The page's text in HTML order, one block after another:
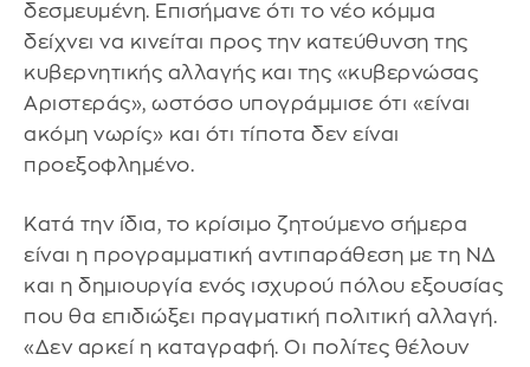
δεσμευμένη. Επισήμανε ότι το νέο κόμμα
δείχνει να κινείται προς την κατεύθυνση της
κυβερνητικής αλλαγής και της «κυβερνώσας
Αριστεράς», ωστόσο υπογράμμισε ότι «είναι
ακόμη νωρίς» και ότι τίποτα δεν είναι
προεξοφλημένο.
Κατά την ίδια, το κρίσιμο ζητούμενο σήμερα
είναι η προγραμματική αντιπαράθεση με τη ΝΔ
και η δημιουργία ενός ισχυρού πόλου εξουσίας
που θα επιδιώξει πραγματική πολιτική αλλαγή.
«Δεν αρκεί η καταγραφή. Οι πολίτες θέλουν